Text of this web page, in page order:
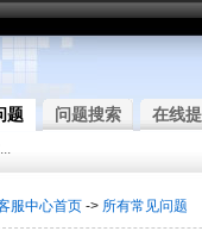
题 问题搜索 在线
服中心首页 -> 所有常见问题